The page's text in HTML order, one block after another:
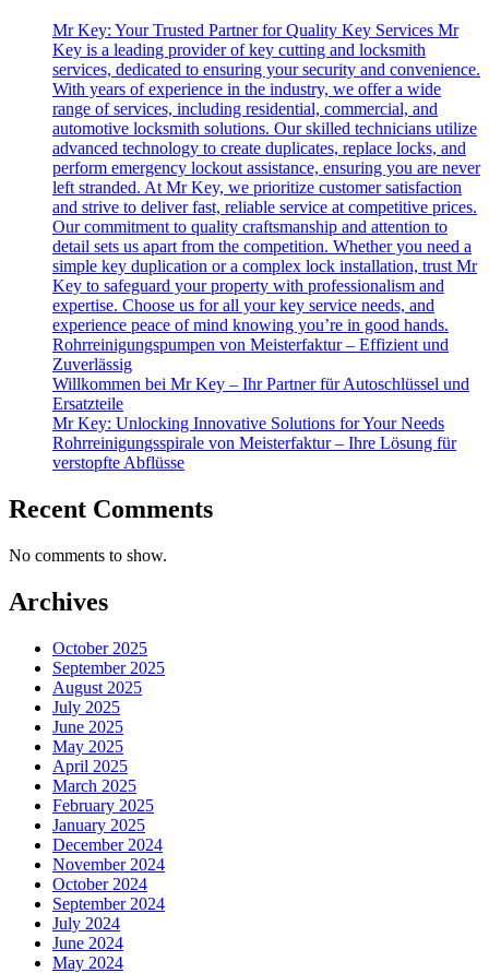
Mr Key: Your Trusted Partner for Quality Key Services Mr
Key is a leading provider of key cutting and locksmith
services, dedicated to ensuring your security and convenience.
With years of experience in the industry, we offer a wide
range of services, including residential, commercial, and
automotive locksmith solutions. Our skilled technicians utilize
advanced technology to create duplicates, replace locks, and
perform emergency lockout assistance, ensuring you are never
left stranded. At Mr Key, we prioritize customer satisfaction
and strive to deliver fast, reliable service at competitive prices.
Our commitment to quality craftsmanship and attention to
detail sets us apart from the competition. Whether you need a
simple key duplication or a complex lock installation, trust Mr
Key to safeguard your property with professionalism and
expertise. Choose us for all your key service needs, and
experience peace of mind knowing you’re in good hands.
Rohrreinigungspumpen von Meisterfaktur – Effizient und
Zuverlässig
Willkommen bei Mr Key – Ihr Partner für Autoschlüssel und
Ersatzteile
Mr Key: Unlocking Innovative Solutions for Your Needs
Rohrreinigungsspirale von Meisterfaktur – Ihre Lösung für
verstopfte Abflüsse
Recent Comments
No comments to show.
Archives
October 2025
September 2025
August 2025
July 2025
June 2025
May 2025
April 2025
March 2025
February 2025
January 2025
December 2024
November 2024
October 2024
September 2024
July 2024
June 2024
May 2024